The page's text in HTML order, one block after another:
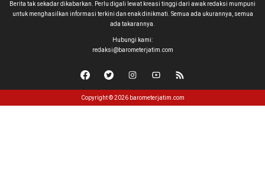
Berita tak sekadar dikabarkan. Perlu digali lewat kreasi tinggi dari awak redaksi mumpuni
untuk menghasilkan informasi terkini dan enak dinikmati. Semua ada ukurannya, semua
ada takarannya.
Hubungi kami:
redaksi@barometerjatim.com
Copyright © 2026 barometerjatim.com